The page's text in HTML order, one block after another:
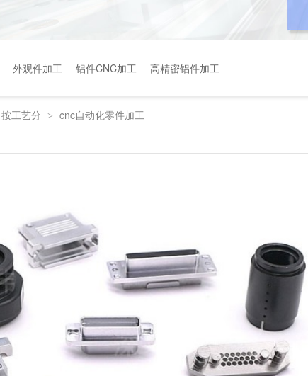
外观件加工 铝件CNC加工 高精密铝件加工
按工艺分 > cnc自动化零件加工